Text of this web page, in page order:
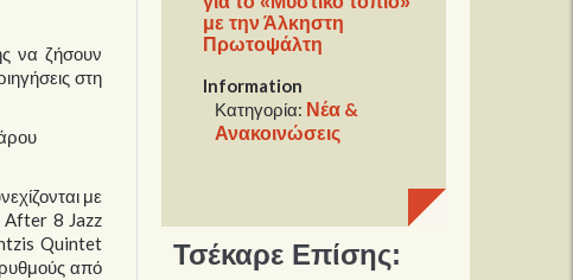
να ζήσουν
στη
με
After 8 Jazz
Quintet
από
με την Άλκηστη
Πρωτοψάλτη
Information
Κατηγορία: Νέα &
Ανακοινώσεις
Τσέκαρε Επίσης: